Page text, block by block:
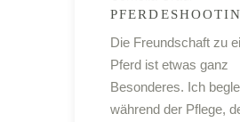
Die Freundschaft zu
Pferd ist etwas ganz
Besonderes. Ich
während der Pflege,